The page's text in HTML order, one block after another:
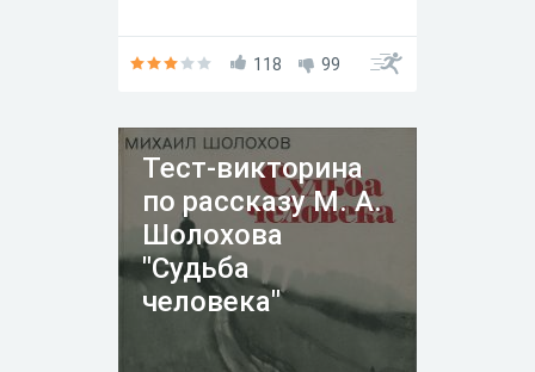
118 99
Тест-викторина
по рассказу М. А.
Шолохова
"Судьба
человека"